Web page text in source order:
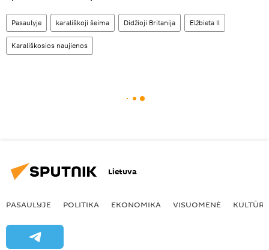
Pasaulyje karališkoji šeima Didžioji Britanija Elžbieta II
Karališkosios naujienos
Lietuva
PASAULYJE POLITIKA EKONOMIKA VISUOMENĖ KULTŪRA